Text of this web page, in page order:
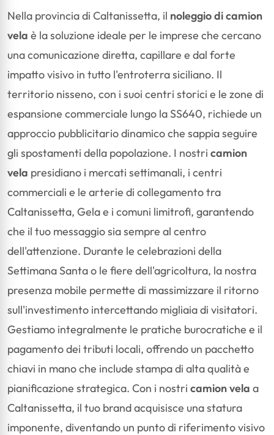
Nella provincia di Caltanissetta, il noleggio di camion
vela è la soluzione ideale per le imprese che cercano
una comunicazione diretta, capillare e dal forte
impatto visivo in tutto l'entroterra siciliano. Il
territorio nisseno, con i suoi centri storici e le zone di
espansione commerciale lungo la SS640, richiede un
approccio pubblicitario dinamico che sappia seguire
gli spostamenti della popolazione. I nostri camion
vela presidiano i mercati settimanali, i centri
commerciali e le arterie di collegamento tra
Caltanissetta, Gela e i comuni limitrofi, garantendo
che il tuo messaggio sia sempre al centro
dell'attenzione. Durante le celebrazioni della
Settimana Santa o le fiere dell'agricoltura, la nostra
presenza mobile permette di massimizzare il ritorno
sull'investimento intercettando migliaia di visitatori.
Gestiamo integralmente le pratiche burocratiche e il
pagamento dei tributi locali, offrendo un pacchetto
chiavi in mano che include stampa di alta qualità e
pianificazione strategica. Con i nostri camion vela a
Caltanissetta, il tuo brand acquisisce una statura
imponente, diventando un punto di riferimento visivo